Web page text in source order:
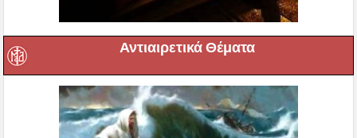
Αντιαιρετικά Θέματα